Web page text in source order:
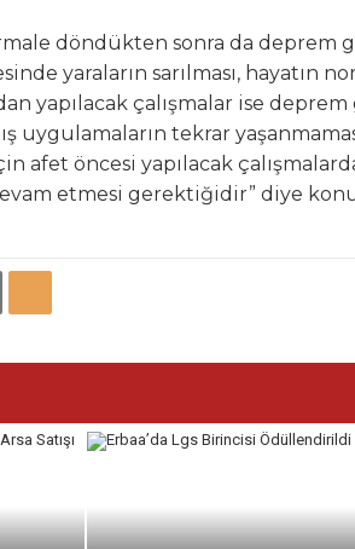
döndükten sonra da
yaraların sarılması, hayatın
yapılacak çalışmalar ise
uygulamaların tekrar
afet öncesi yapılacak
etmesi gerektiğidir” diye